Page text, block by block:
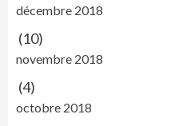
décembre 2018
(10)
novembre 2018
(4)
octobre 2018